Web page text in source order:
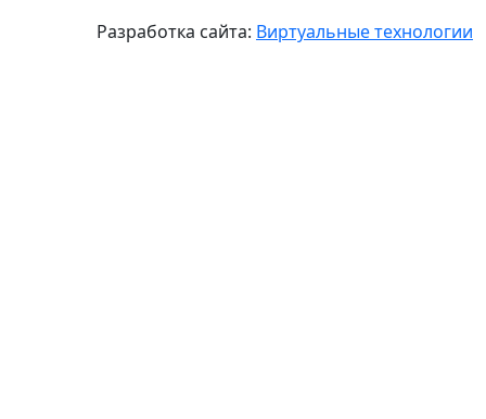
Разработка сайта: Виртуальные технологии